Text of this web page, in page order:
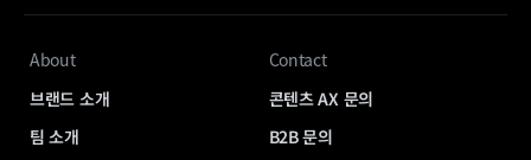
About
브랜드 소개
팀 소개
Contact
콘텐츠 AX 문의
B2B 문의